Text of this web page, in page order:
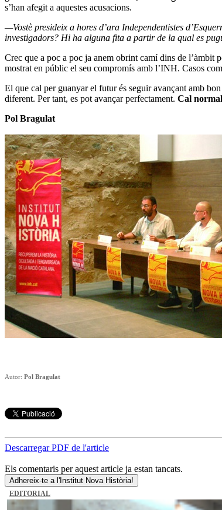
s’han afegit a aquestes acusacions.
—Vostè presideix a hores d’ara Independentistes
investigadors? Hi ha alguna fita a partir de la qual es
Crec que a poc a poc ja anem obrint camí dins de l’àmbit
mostrat en públic el seu compromís amb l’INH. Casos
El que cal per guanyar el futur és seguir avançant amb
diferent. Per tant, es pot avançar perfectament. Cal
Pol Bragulat
Autor: Pol Bragulat
Descarregar PDF de l'article
Els comentaris per aquest article ja estan tancats.
Adhereix-te a l'Institut Nova Història!
EDITORIAL